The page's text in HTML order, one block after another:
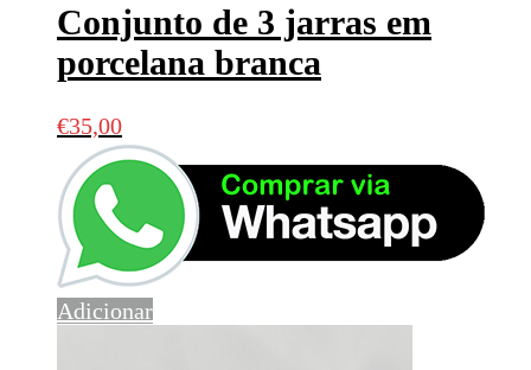
Conjunto de 3 jarras em
porcelana branca
€35,00
Adicionar